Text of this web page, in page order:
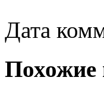
Дата
Похожие